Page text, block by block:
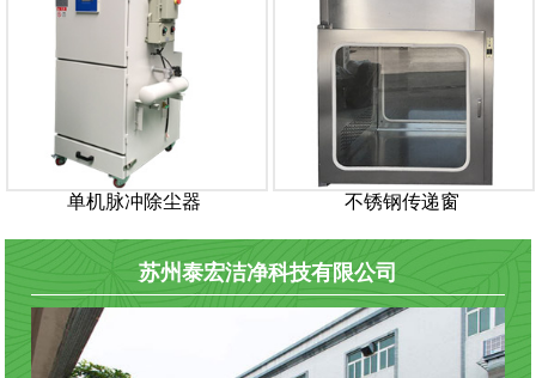
单机脉冲除尘器 不锈钢传递窗
苏州泰宏洁净科技有限公司